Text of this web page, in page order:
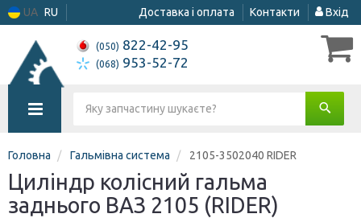
UA RU Доставка і оплата Контакти Вхід
(050) 822-42-95
(068) 953-52-72
Головна Гальмівна система 2105-3502040 RIDER
Циліндр колісний гальма
заднього ВАЗ 2105 (RIDER)